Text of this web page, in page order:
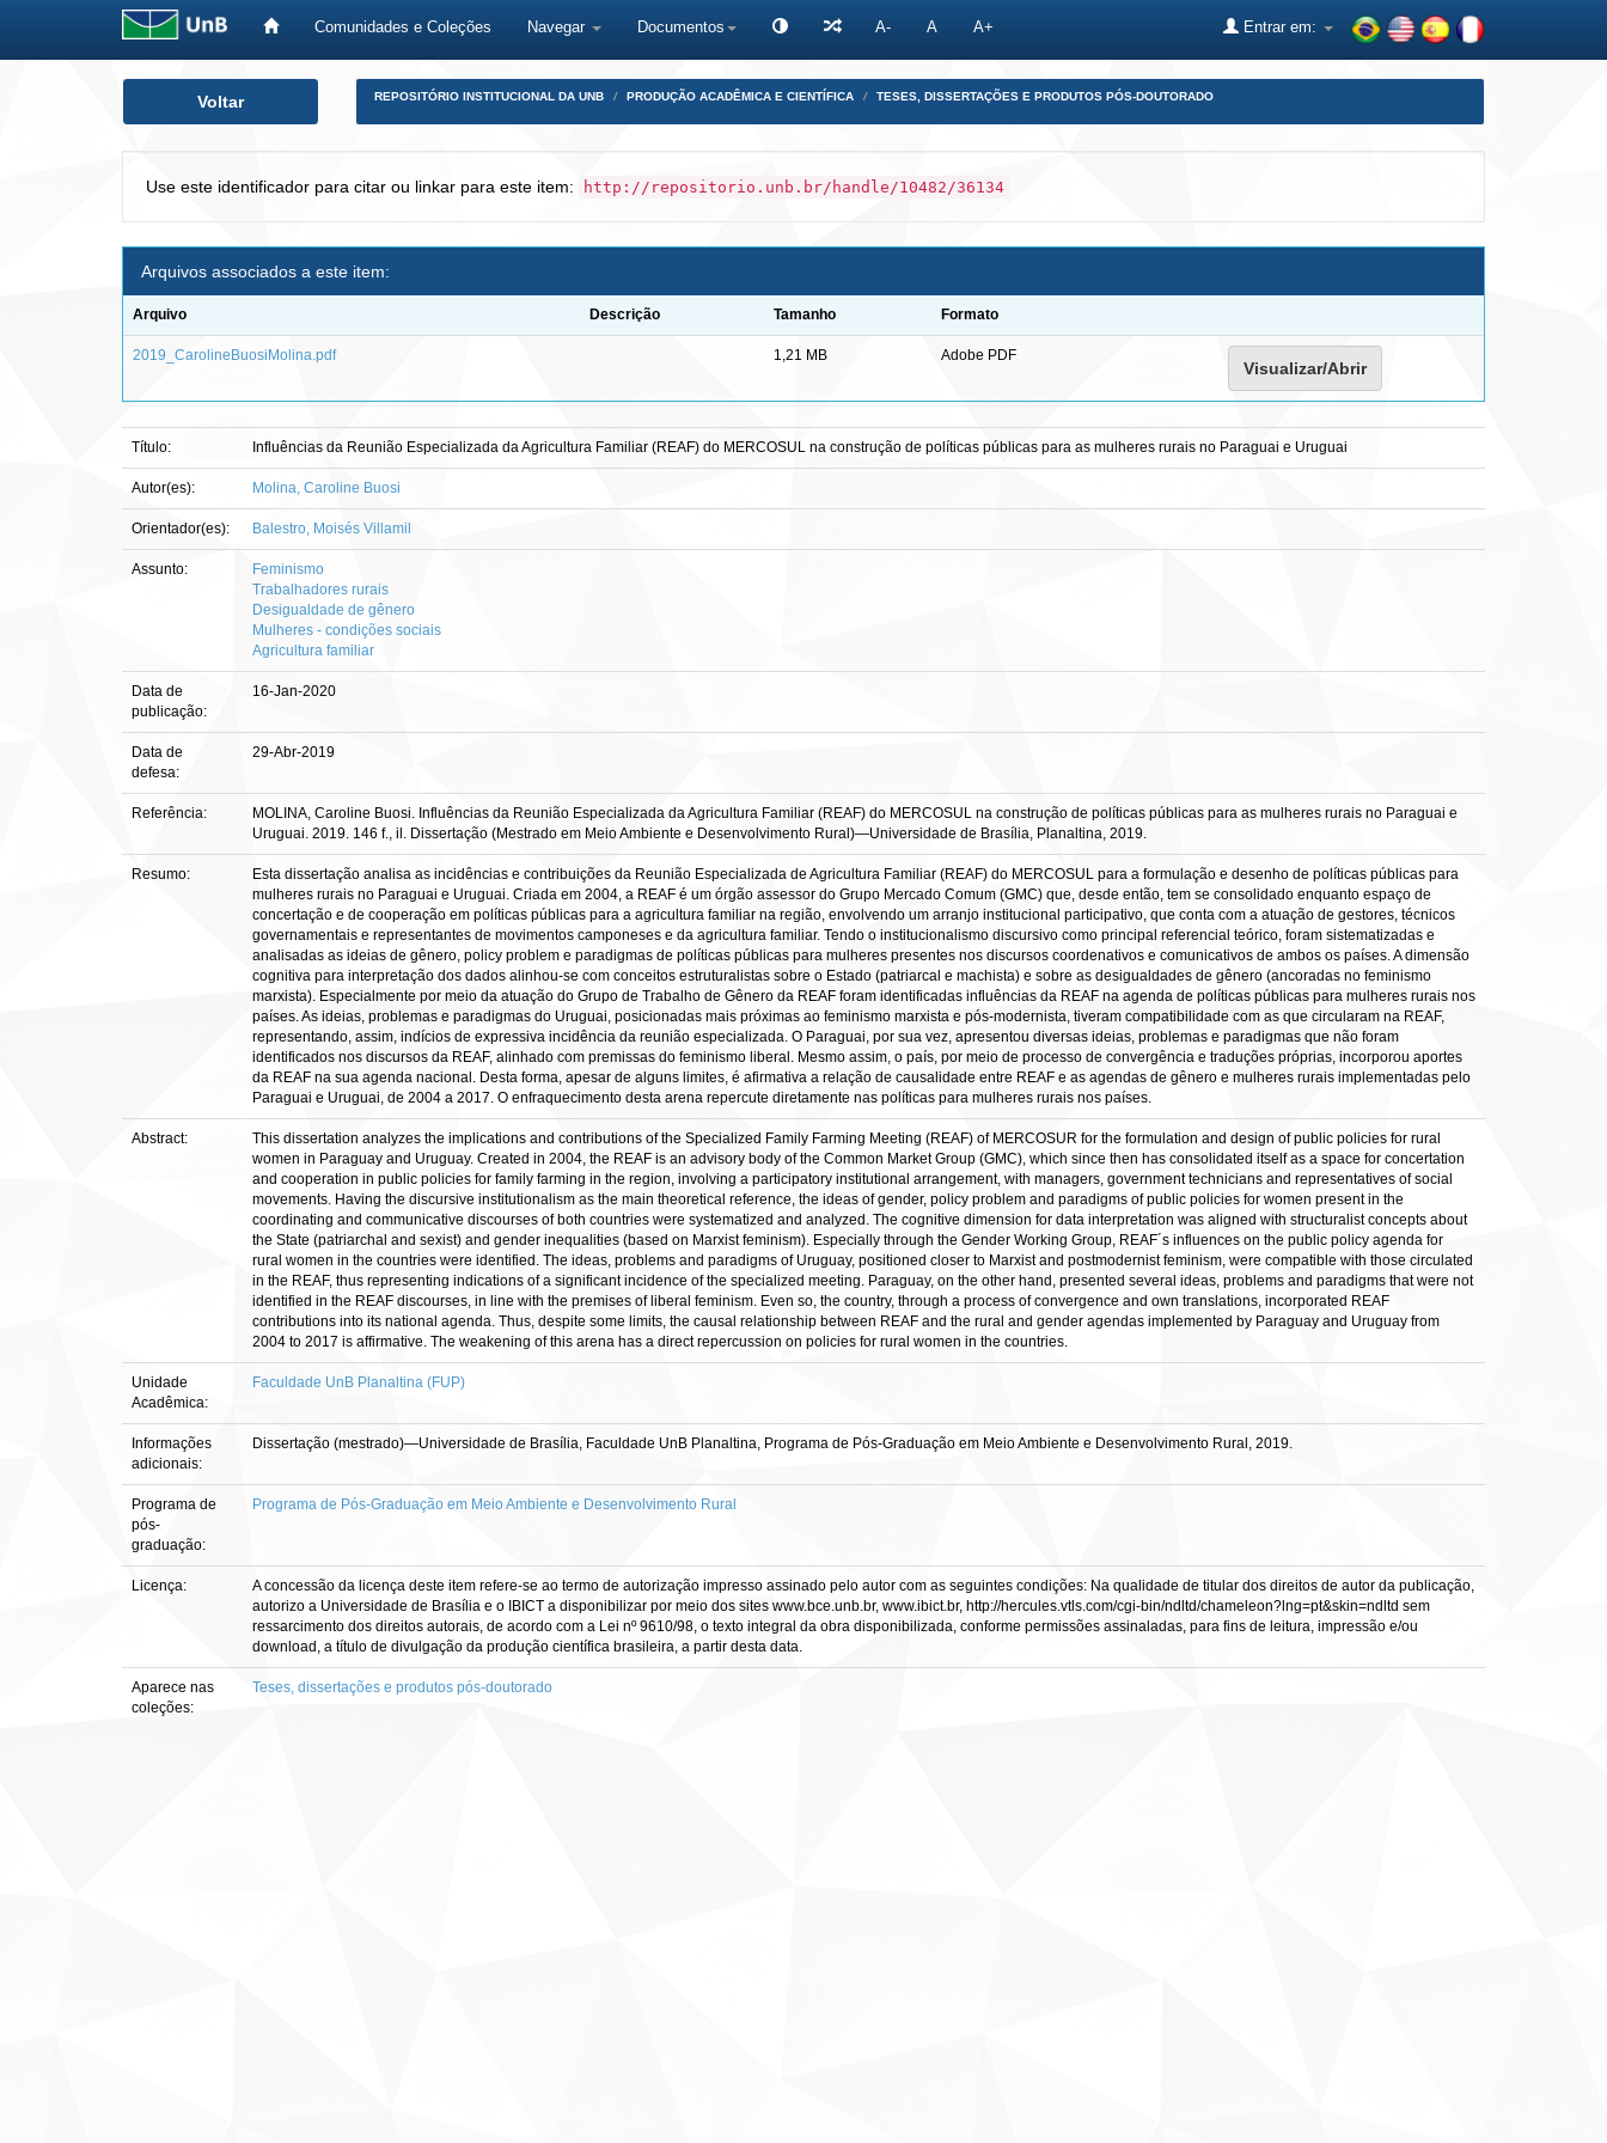
Comunidades e Coleções Navegar Documentos A- A A+ Entrar em:
Voltar REPOSITÓRIO INSTITUCIONAL DA UNB PRODUÇÃO ACADÊMICA E CIENTÍFICA TESES, DISSERTAÇÕES E PRODUTOS PÓS-DOUTORADO
Use este identificador para citar ou linkar para este item: http://repositorio.unb.br/handle/10482/36134
Arquivos associados a este item:
Arquivo Descrição Tamanho Formato
2019_CarolineBuosiMolina.pdf 1,21 MB Adobe PDF
Visualizar/Abrir
Título: Influências da Reunião Especializada da Agricultura Familiar (REAF) do MERCOSUL na construção de políticas públicas para as mulheres rurais no Paraguai e Uruguai
Autor(es): Molina, Caroline Buosi
Orientador(es): Balestro, Moisés Villamil
Assunto:
Feminismo
Trabalhadores rurais
Desigualdade de gênero
Mulheres - condições sociais
Agricultura familiar
Data de
publicação:
16-Jan-2020
Data de
defesa:
29-Abr-2019
Referência:
MOLINA, Caroline Buosi. Influências da Reunião Especializada da Agricultura Familiar (REAF) do MERCOSUL na construção de políticas públicas para as mulheres rurais no Paraguai e
Uruguai. 2019. 146 f., il. Dissertação (Mestrado em Meio Ambiente e Desenvolvimento Rural)—Universidade de Brasília, Planaltina, 2019.
Resumo:
Esta dissertação analisa as incidências e contribuições da Reunião Especializada de Agricultura Familiar (REAF) do MERCOSUL para a formulação e desenho de políticas públicas para
mulheres rurais no Paraguai e Uruguai. Criada em 2004, a REAF é um órgão assessor do Grupo Mercado Comum (GMC) que, desde então, tem se consolidado enquanto espaço de
concertação e de cooperação em políticas públicas para a agricultura familiar na região, envolvendo um arranjo institucional participativo, que conta com a atuação de gestores, técnicos
governamentais e representantes de movimentos camponeses e da agricultura familiar. Tendo o institucionalismo discursivo como principal referencial teórico, foram sistematizadas e
analisadas as ideias de gênero, policy problem e paradigmas de políticas públicas para mulheres presentes nos discursos coordenativos e comunicativos de ambos os países. A dimensão
cognitiva para interpretação dos dados alinhou-se com conceitos estruturalistas sobre o Estado (patriarcal e machista) e sobre as desigualdades de gênero (ancoradas no feminismo
marxista). Especialmente por meio da atuação do Grupo de Trabalho de Gênero da REAF foram identificadas influências da REAF na agenda de políticas públicas para mulheres rurais nos
países. As ideias, problemas e paradigmas do Uruguai, posicionadas mais próximas ao feminismo marxista e pós-modernista, tiveram compatibilidade com as que circularam na REAF,
representando, assim, indícios de expressiva incidência da reunião especializada. O Paraguai, por sua vez, apresentou diversas ideias, problemas e paradigmas que não foram
identificados nos discursos da REAF, alinhado com premissas do feminismo liberal. Mesmo assim, o país, por meio de processo de convergência e traduções próprias, incorporou aportes
da REAF na sua agenda nacional. Desta forma, apesar de alguns limites, é afirmativa a relação de causalidade entre REAF e as agendas de gênero e mulheres rurais implementadas pelo
Paraguai e Uruguai, de 2004 a 2017. O enfraquecimento desta arena repercute diretamente nas políticas para mulheres rurais nos países.
Abstract:
This dissertation analyzes the implications and contributions of the Specialized Family Farming Meeting (REAF) of MERCOSUR for the formulation and design of public policies for rural
women in Paraguay and Uruguay. Created in 2004, the REAF is an advisory body of the Common Market Group (GMC), which since then has consolidated itself as a space for concertation
and cooperation in public policies for family farming in the region, involving a participatory institutional arrangement, with managers, government technicians and representatives of social
movements. Having the discursive institutionalism as the main theoretical reference, the ideas of gender, policy problem and paradigms of public policies for women present in the
coordinating and communicative discourses of both countries were systematized and analyzed. The cognitive dimension for data interpretation was aligned with structuralist concepts about
the State (patriarchal and sexist) and gender inequalities (based on Marxist feminism). Especially through the Gender Working Group, REAF´s influences on the public policy agenda for
rural women in the countries were identified. The ideas, problems and paradigms of Uruguay, positioned closer to Marxist and postmodernist feminism, were compatible with those circulated
in the REAF, thus representing indications of a significant incidence of the specialized meeting. Paraguay, on the other hand, presented several ideas, problems and paradigms that were not
identified in the REAF discourses, in line with the premises of liberal feminism. Even so, the country, through a process of convergence and own translations, incorporated REAF
contributions into its national agenda. Thus, despite some limits, the causal relationship between REAF and the rural and gender agendas implemented by Paraguay and Uruguay from
2004 to 2017 is affirmative. The weakening of this arena has a direct repercussion on policies for rural women in the countries.
Unidade
Acadêmica:
Faculdade UnB Planaltina (FUP)
Informações
adicionais:
Dissertação (mestrado)—Universidade de Brasília, Faculdade UnB Planaltina, Programa de Pós-Graduação em Meio Ambiente e Desenvolvimento Rural, 2019.
Programa de
pós-
graduação:
Programa de Pós-Graduação em Meio Ambiente e Desenvolvimento Rural
Licença:
A concessão da licença deste item refere-se ao termo de autorização impresso assinado pelo autor com as seguintes condições: Na qualidade de titular dos direitos de autor da publicação,
autorizo a Universidade de Brasília e o IBICT a disponibilizar por meio dos sites www.bce.unb.br, www.ibict.br, http://hercules.vtls.com/cgi-bin/ndltd/chameleon?lng=pt&skin=ndltd sem
ressarcimento dos direitos autorais, de acordo com a Lei nº 9610/98, o texto integral da obra disponibilizada, conforme permissões assinaladas, para fins de leitura, impressão e/ou
download, a título de divulgação da produção científica brasileira, a partir desta data.
Aparece nas
coleções:
Teses, dissertações e produtos pós-doutorado